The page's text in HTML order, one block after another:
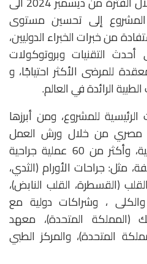
هذا المشروع إلى تحسين مستوى
من خبرات الخبراء الدوليين،
التقنيات وبروتوكولات
للمرضى الأكثر احتياجًا، و
الرائدة في العالم.
للمشروع، ومن أبرزها
من 200 طبيب مصري من خلال ورش العمل
والمحاضرات النظرية والعملية، وأكثر من 60 عملية جراحية
جراحات الأورام (الثدي،
(القسطرة، القلب النابض)،
والكلى ، وشراكات دولية مع
المتحدة)، معهد
المتحدة)، والمركز الطبي